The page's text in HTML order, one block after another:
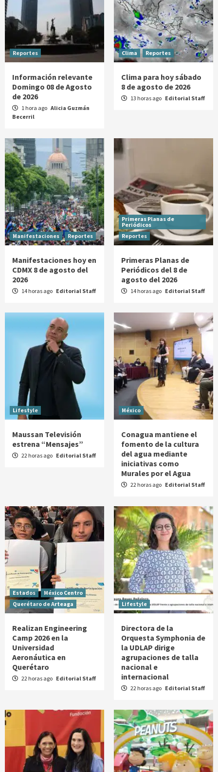
Reportes
Información relevante
Domingo 08 de Agosto
de 2026
1 hora ago Alicia Guzmán
Becerril
Clima Reportes
Clima para hoy sábado
8 de agosto de 2026
13 horas ago Editorial Staff
Manifestaciones Reportes
Manifestaciones hoy en
CDMX 8 de agosto del
2026
14 horas ago Editorial Staff
Primeras Planas de
Periódicos
Reportes
Primeras Planas de
Periódicos del 8 de
agosto del 2026
14 horas ago Editorial Staff
Lifestyle
Maussan Televisión
estrena “Mensajes”
22 horas ago Editorial Staff
México
Conagua mantiene el
fomento de la cultura
del agua mediante
iniciativas como
Murales por el Agua
22 horas ago Editorial Staff
Estados
México Centro
Querétaro de Arteaga
Realizan Engineering
Camp 2026 en la
Universidad
Aeronáutica en
Querétaro
22 horas ago Editorial Staff
Lifestyle
Directora de la
Orquesta Symphonia de
la UDLAP dirige
agrupaciones de talla
nacional e
internacional
22 horas ago Editorial Staff